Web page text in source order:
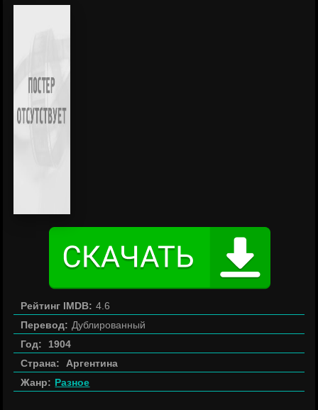
Рейтинг IMDB: 4.6
Перевод: Дублированный
Год:
1904
Страна:
Аргентина
Жанр: Разное